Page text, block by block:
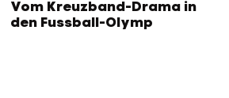
Vom Kreuzband-Drama in
den Fussball-Olymp